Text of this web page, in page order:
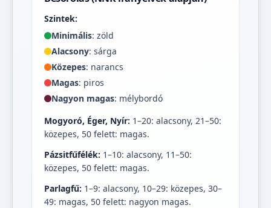
Szintek:
Minimális: zöld
Alacsony: sárga
Közepes: narancs
Magas: piros
Nagyon magas: mélybordó
Mogyoró, Éger, Nyír: 1–20: alacsony, 21–50:
közepes, 50 felett: magas.
Pázsitfűfélék: 1–10: alacsony, 11–50:
közepes, 50 felett: magas.
Parlagfű: 1–9: alacsony, 10–29: közepes, 30–
49: magas, 50 felett: nagyon magas.